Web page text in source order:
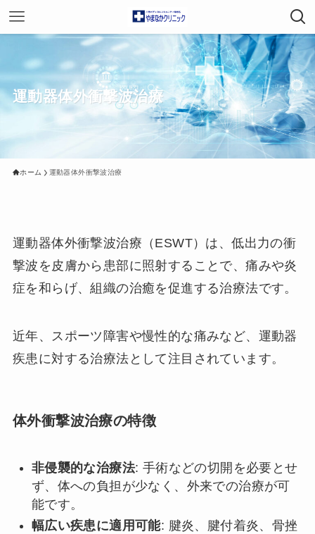
運動器体外衝撃波治療
ホーム 運動器体外衝撃波治療
運動器体外衝撃波治療（ESWT）は、低出力の衝
撃波を皮膚から患部に照射することで、痛みや炎
症を和らげ、組織の治癒を促進する治療法です。
近年、スポーツ障害や慢性的な痛みなど、運動器
疾患に対する治療法として注目されています。
体外衝撃波治療の特徴
非侵襲的な治療法: 手術などの切開を必要とせ
ず、体への負担が少なく、外来での治療が可
能です。
幅広い疾患に適用可能: 腱炎、腱付着炎、骨挫